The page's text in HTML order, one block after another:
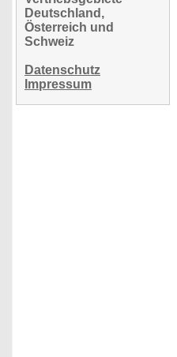
Deutschland,
Österreich und
Schweiz
Datenschutz
Impressum